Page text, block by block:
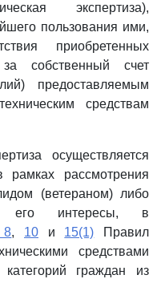
экспертиза),
пользования ими,
приобретенных
собственный счет
предоставляемым
средствам
осуществляется
рассмотрения
(ветераном) либо
его интересы, в
8, 10 и 15(1) Правил
средствами
граждан из